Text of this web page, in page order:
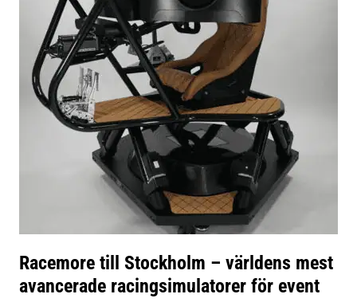
Racemore till Stockholm – världens mest
avancerade racingsimulatorer för event